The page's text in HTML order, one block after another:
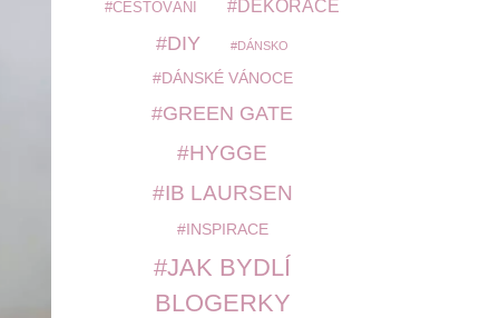
CESTOVÁNÍ DEKORACE
DIY DÁNSKO
DÁNSKÉ VÁNOCE
GREEN GATE
HYGGE
IB LAURSEN
INSPIRACE
JAK BYDLÍ
BLOGERKY